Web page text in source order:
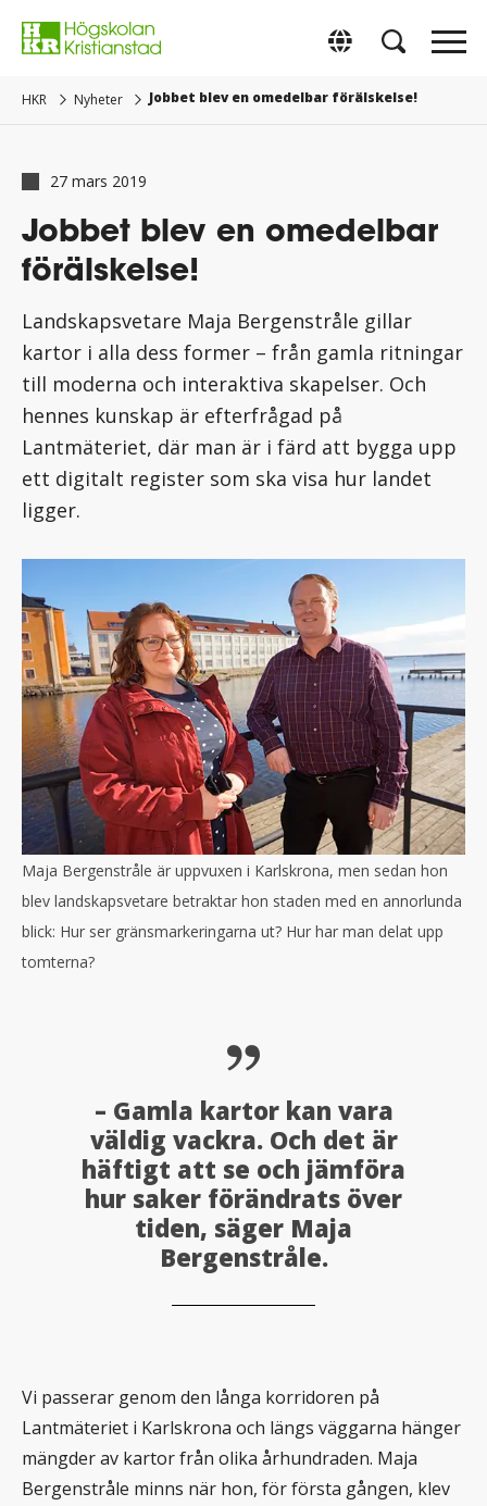
direkt
Switch to
HKR Nyheter Jobbet blev en omedelbar förälskelse!
27 mars 2019
Jobbet blev en omedelbar
förälskelse!
Landskapsvetare Maja Bergenstråle gillar
kartor i alla dess former – från gamla ritningar
till moderna och interaktiva skapelser. Och
hennes kunskap är efterfrågad på
Lantmäteriet, där man är i färd att bygga upp
ett digitalt register som ska visa hur landet
ligger.
Maja Bergenstråle är uppvuxen i Karlskrona, men sedan hon
blev landskapsvetare betraktar hon staden med en annorlunda
blick: Hur ser gränsmarkeringarna ut? Hur har man delat upp
tomterna?
– Gamla kartor kan vara
väldig vackra. Och det är
häftigt att se och jämföra
hur saker förändrats över
tiden, säger Maja
Bergenstråle.
Vi passerar genom den långa korridoren på
Lantmäteriet i Karlskrona och längs väggarna hänger
mängder av kartor från olika århundraden. Maja
Bergenstråle minns när hon, för första gången, klev